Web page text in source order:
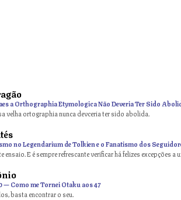
a Orthographia Etymologica Não Deveria Ter Sido
velha ortographia nunca devceria ter sido abolida.
no Legendarium de Tolkien e o Fanatismo dos
ensaio. E é sempre refrescante verificar há felizes excepções a
— Como me Tornei Otaku aos 47
basta encontrar o seu.